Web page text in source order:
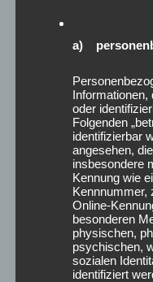
April 2021
März 2021
Dezember 2020
Oktober 2020
September 2020
August 2020
April 2020
März 2020
Januar 2020
Dezember 2019
a)
Informationen,
oder
Folgenden
identifizierbar
angesehen,
insbesondere
Kennung wie
Kennnummer,
Online-
besonderen
physischen,
psychischen,
sozialen
identifiziert